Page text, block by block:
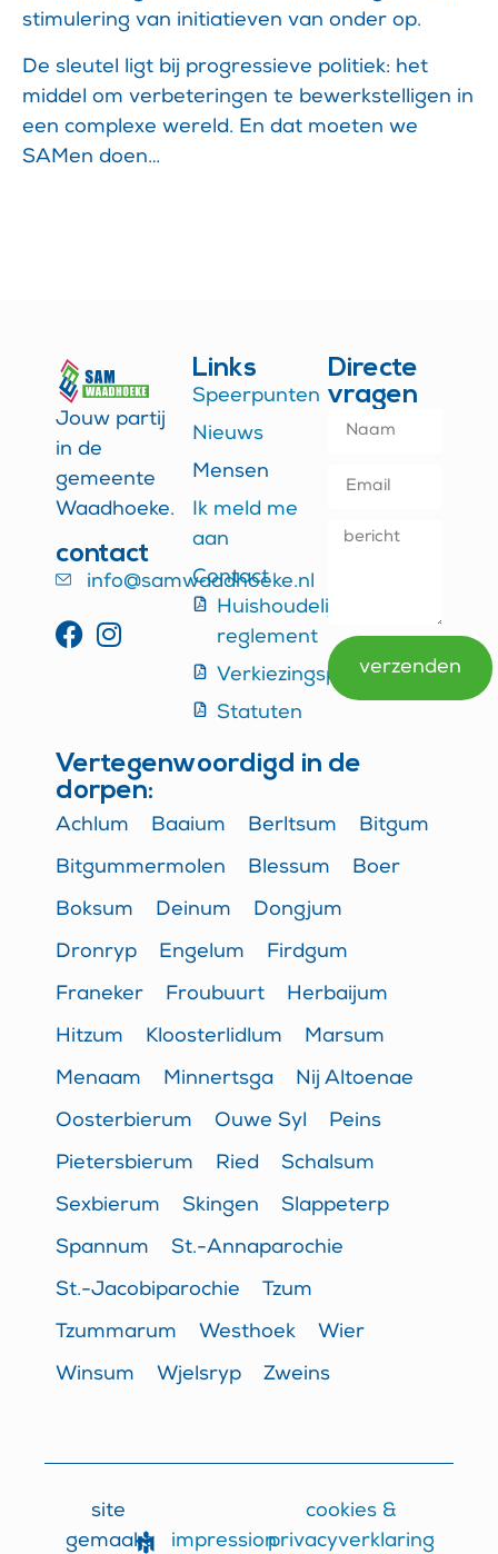
stimulering van initiatieven van onder op.
De sleutel ligt bij progressieve politiek: het
middel om verbeteringen te bewerkstelligen in
een complexe wereld. En dat moeten we
SAMen doen…
Jouw partij
in de
gemeente
Waadhoeke.
contact
info@samwaadhoeke.nl
Links
Speerpunten
Nieuws
Mensen
Ik meld me
aan
Contact
Huishoudelijk
reglement
Verkiezingsprogramma
Statuten
Directe
vragen
verzenden
Vertegenwoordigd in de
dorpen:
Achlum Baaium Berltsum Bitgum
Bitgummermolen Blessum Boer
Boksum Deinum Dongjum
Dronryp Engelum Firdgum
Franeker Froubuurt Herbaijum
Hitzum Kloosterlidlum Marsum
Menaam Minnertsga Nij Altoenae
Oosterbierum Ouwe Syl Peins
Pietersbierum Ried Schalsum
Sexbierum Skingen Slappeterp
Spannum St.-Annaparochie
St.-Jacobiparochie Tzum
Tzummarum Westhoek Wier
Winsum Wjelsryp Zweins
site
gemaakt
impression
cookies &
privacyverklaring